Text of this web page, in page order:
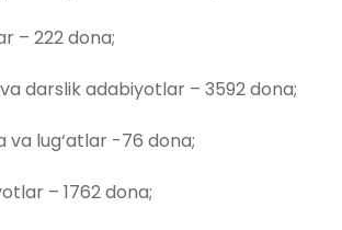
– 222 dona;
darslik adabiyotlar – 3592 dona;
va lug‘atlar -76 dona;
– 1762 dona;